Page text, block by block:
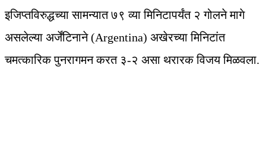
इजिप्तविरुद्धच्या सामन्यात ७९ व्या मिनिटापर्यंत २ गोलने मागे
असलेल्या अर्जेंटिनाने (Argentina) अखेरच्या मिनिटांत
चमत्कारिक पुनरागमन करत ३-२ असा थरारक विजय मिळवला.